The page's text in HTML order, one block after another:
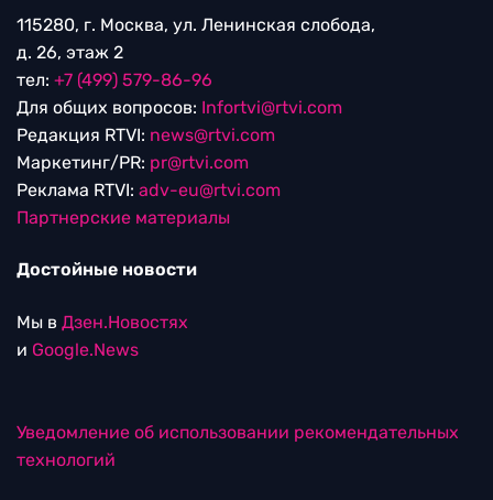
115280, г. Москва, ул. Ленинская слобода,
д. 26, этаж 2
тел: +7 (499) 579-86-96
Для общих вопросов: Infortvi@rtvi.com
Редакция RTVI: news@rtvi.com
Маркетинг/PR: pr@rtvi.com
Реклама RTVI: adv-eu@rtvi.com
Партнерские материалы
Достойные новости
Мы в Дзен.Новостях
и Google.News
Уведомление об использовании рекомендательных
технологий